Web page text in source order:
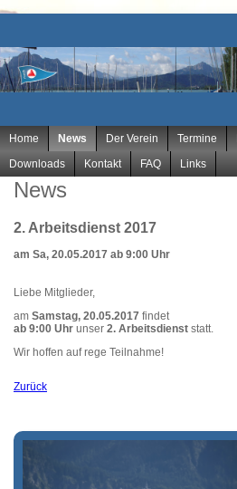
Navigation
überspringen
Home News Der Verein Termine
Downloads
Kontakt FAQ Links
News
2. Arbeitsdienst 2017
am Sa, 20.05.2017 ab 9:00 Uhr
Liebe Mitglieder,
am Samstag, 20.05.2017 findet
ab 9:00 Uhr unser 2. Arbeitsdienst statt.
Wir hoffen auf rege Teilnahme!
Zurück